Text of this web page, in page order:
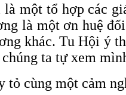
một tổ hợp các
là một ơn huệ
khác. Tu Hội ý
ta tự xem
tỏ cùng một cảm